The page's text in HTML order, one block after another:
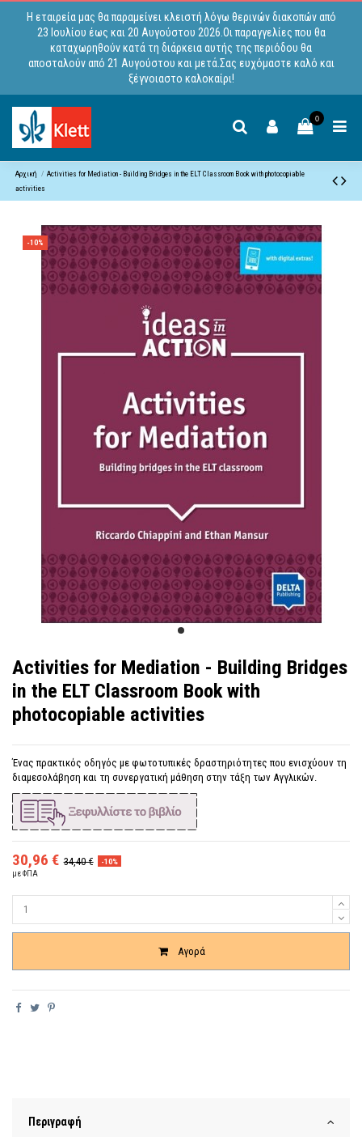
Η εταιρεία μας θα παραμείνει κλειστή λόγω θερινών διακοπών από
23 Ιουλίου έως και 20 Αυγούστου 2026.Οι παραγγελίες που θα
καταχωρηθούν κατά τη διάρκεια αυτής της περιόδου θα
αποσταλούν από 21 Αυγούστου και μετά.Σας ευχόμαστε καλό και
ξέγνοιαστο καλοκαίρι!
0
Αρχική
Activities for Mediation - Building Bridges in the ELT Classroom Book with photocopiable
activities
-10%
Activities for Mediation - Building Bridges
in the ELT Classroom Book with
photocopiable activities
Ένας πρακτικός οδηγός με φωτοτυπικές δραστηριότητες που ενισχύουν τη
διαμεσολάβηση και τη συνεργατική μάθηση στην τάξη των Αγγλικών.
30,96 € 34,40 € -10%
με ΦΠΑ
Αγορά
Περιγραφή